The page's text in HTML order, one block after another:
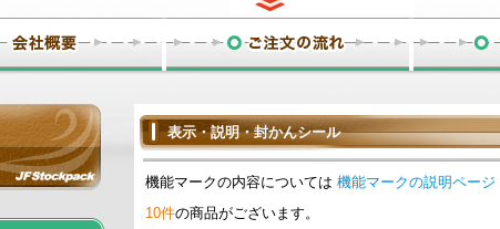
表示・説明・封かんシール
機能マークの内容については 機能マークの説明ページ
10件の商品がございます。